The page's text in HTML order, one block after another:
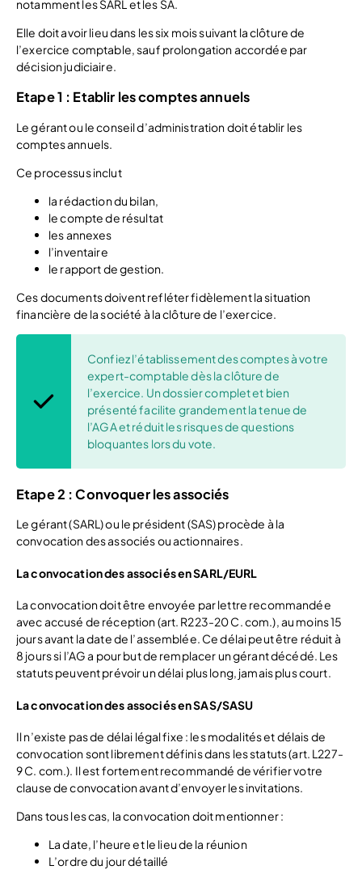
notamment les SARL et les SA.
Elle doit avoir lieu dans les six mois suivant la clôture de
l’exercice comptable, sauf prolongation accordée par
décision judiciaire.
Etape 1 : Etablir les comptes annuels
Le gérant ou le conseil d’administration doit établir les
comptes annuels.
Ce processus inclut
la rédaction du bilan,
le compte de résultat
les annexes
l’inventaire
le rapport de gestion.
Ces documents doivent refléter fidèlement la situation
financière de la société à la clôture de l’exercice.
Confiez l’établissement des comptes à votre
expert-comptable dès la clôture de
l’exercice. Un dossier complet et bien
présenté facilite grandement la tenue de
l’AGA et réduit les risques de questions
bloquantes lors du vote.
Etape 2 : Convoquer les associés
Le gérant (SARL) ou le président (SAS) procède à la
convocation des associés ou actionnaires.
La convocation des associés en SARL/EURL
La convocation doit être envoyée par lettre recommandée
avec accusé de réception (art. R223-20 C. com.), au moins 15
jours avant la date de l’assemblée. Ce délai peut être réduit à
8 jours si l’AG a pour but de remplacer un gérant décédé. Les
statuts peuvent prévoir un délai plus long, jamais plus court.
La convocation des associés en SAS/SASU
Il n’existe pas de délai légal fixe : les modalités et délais de
convocation sont librement définis dans les statuts (art. L227-
9 C. com.). Il est fortement recommandé de vérifier votre
clause de convocation avant d’envoyer les invitations.
Dans tous les cas, la convocation doit mentionner :
La date, l’heure et le lieu de la réunion
L’ordre du jour détaillé